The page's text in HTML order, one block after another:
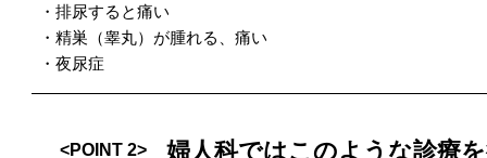
・​排尿すると痛い
・​精巣（睾丸）が腫れる、痛い
・​夜尿症
<POINT 2> 婦人科ではこのような診療